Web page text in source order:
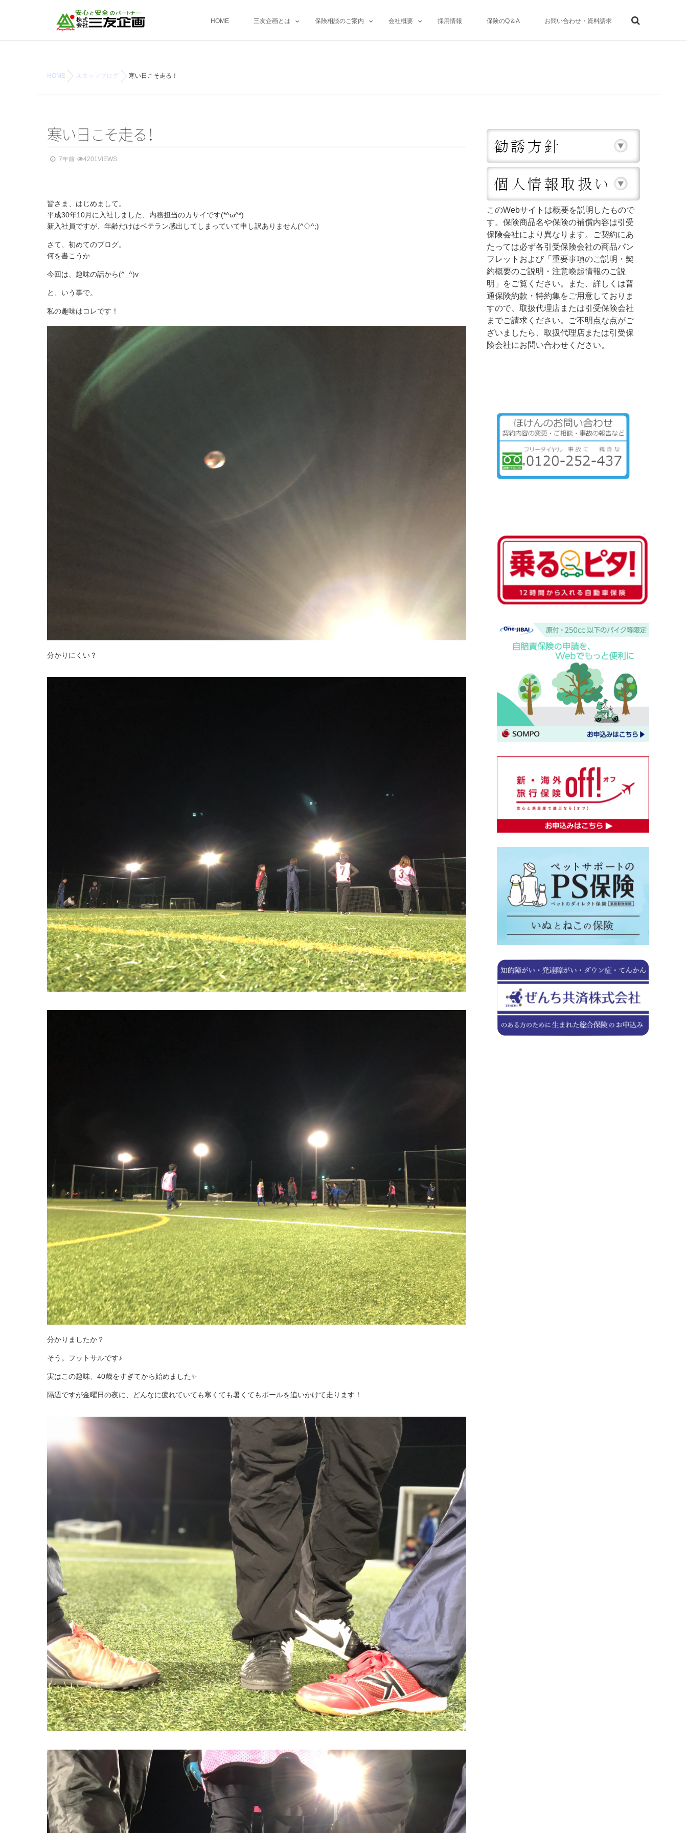
HOME 三友企画とは 保険相談のご案内 会社概要 採用情報 保険のQ＆A お問い合わせ・資料請求
HOME スタッフブログ 寒い日こそ走る！
寒い 日 こ そ走る！
7年前 4201VIEWS
皆さま、はじめまして。
平成30年10月に入社しました、内務担当のカサイです(*^ω^*)
新入社員ですが、年齢だけはベテラン感出してしまっていて申し訳ありません(^◇^;)
さて、初めてのブログ。
何を書こうか…
今回は、趣味の話から(^_^)v
と、いう事で。
私の趣味はコレです！
分かりにくい？
分かりましたか？
そう。フットサルです♪
実はこの趣味、40歳をすぎてから始めました✨
隔週ですが金曜日の夜に、どんなに疲れていても寒くても暑くてもボールを追いかけて走ります！
このWebサイトは概要を説明したもので
す。保険商品名や保険の補償内容は引受
保険会社により異なります。ご契約にあ
たっては必ず各引受保険会社の商品パン
フレットおよび「重要事項のご説明・契
約概要のご説明・注意喚起情報のご説
明」をご覧ください。また、詳しくは普
通保険約款・特約集をご用意しておりま
すので、取扱代理店または引受保険会社
までご請求ください。ご不明点な点がご
ざいましたら、取扱代理店または引受保
険会社にお問い合わせください。